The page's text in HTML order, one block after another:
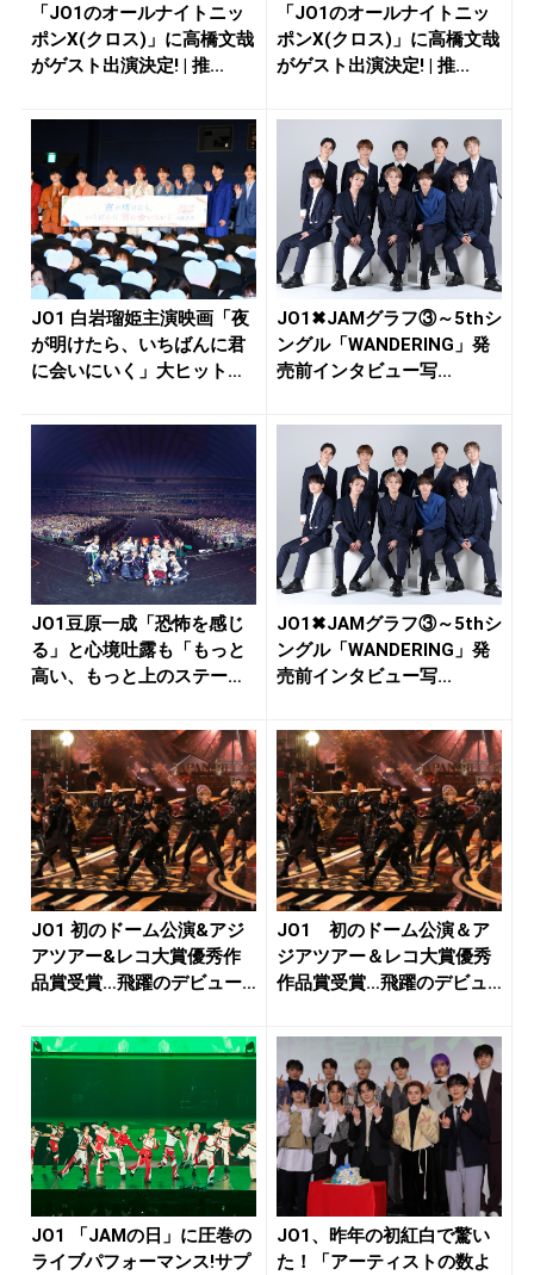
「JO1のオールナイトニッ
ポンX(クロス)」に高橋文哉
がゲスト出演決定! | 推...
「JO1のオールナイトニッ
ポンX(クロス)」に高橋文哉
がゲスト出演決定! | 推...
JO1 白岩瑠姫主演映画「夜
が明けたら、いちばんに君
に会いにいく」大ヒット御
JO1✖JAMグラフ③～5thシ
ングル「WANDERING」発
売前インタビュー写...
JO1豆原一成「恐怖を感じ
る」と心境吐露も「もっと
高い、もっと上のステージ
JO1✖JAMグラフ③～5thシ
ングル「WANDERING」発
売前インタビュー写...
JO1 初のドーム公演&アジ
アツアー&レコ大賞優秀作
品賞受賞…飛躍のデビュー4
JO1 初のドーム公演＆ア
ジアツアー＆レコ大賞優秀
作品賞受賞…飛躍のデビュ
JO1 「JAMの日」に圧巻の
ライブパフォーマンス!サプ
JO1、昨年の初紅白で驚い
た！「アーティストの数よ